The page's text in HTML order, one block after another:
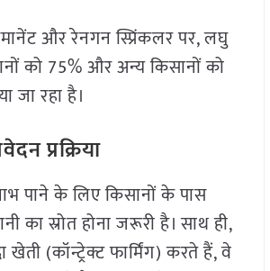
और रेनगन स्प्रिंकलर पर, लघु
को 75% और अन्य किसानों को
जा रहा है।
प्रक्रिया
पाने के लिए किसानों के पास
का स्रोत होना जरूरी है। साथ ही,
खेती (कॉन्ट्रेक्ट फार्मिंग) करते हैं, वे